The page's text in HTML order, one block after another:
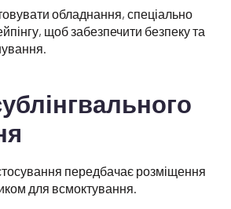
обладнання, спеціально
щоб забезпечити безпеку та
передбачає розміщення
для всмоктування.